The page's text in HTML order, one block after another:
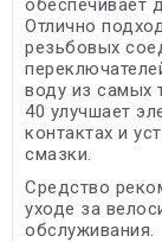
Отлично
резьбовых
воду из самых
40 улучшает
контактах и
смазки.
Средство
уходе за
обслуживания.